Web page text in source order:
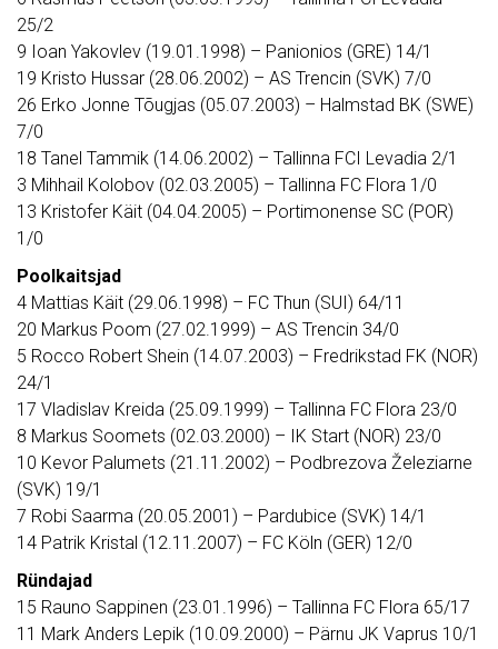
25/2
9 Ioan Yakovlev (19.01.1998) – Panionios (GRE) 14/1
19 Kristo Hussar (28.06.2002) – AS Trencin (SVK) 7/0
26 Erko Jonne Tõugjas (05.07.2003) – Halmstad BK (SWE)
7/0
18 Tanel Tammik (14.06.2002) – Tallinna FCI Levadia 2/1
3 Mihhail Kolobov (02.03.2005) – Tallinna FC Flora 1/0
13 Kristofer Käit (04.04.2005) – Portimonense SC (POR)
1/0
Poolkaitsjad
4 Mattias Käit (29.06.1998) – FC Thun (SUI) 64/11
20 Markus Poom (27.02.1999) – AS Trencin 34/0
5 Rocco Robert Shein (14.07.2003) – Fredrikstad FK (NOR)
24/1
17 Vladislav Kreida (25.09.1999) – Tallinna FC Flora 23/0
8 Markus Soomets (02.03.2000) – IK Start (NOR) 23/0
10 Kevor Palumets (21.11.2002) – Podbrezova Železiarne
(SVK) 19/1
7 Robi Saarma (20.05.2001) – Pardubice (SVK) 14/1
14 Patrik Kristal (12.11.2007) – FC Köln (GER) 12/0
Ründajad
15 Rauno Sappinen (23.01.1996) – Tallinna FC Flora 65/17
11 Mark Anders Lepik (10.09.2000) – Pärnu JK Vaprus 10/1